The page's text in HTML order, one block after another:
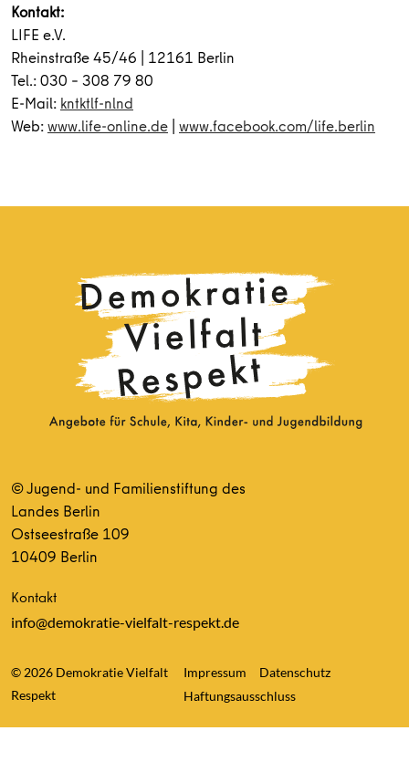
Kontakt:
LIFE e.V.
Rheinstraße 45/46 | 12161 Berlin
Tel.: 030 – 308 79 80
E-Mail: kntktlf-nlnd
Web:www.life-online.de | www.facebook.com/life.berlin
© Jugend- und Familienstiftung des
Landes Berlin
Ostseestraße 109
10409 Berlin
Kontakt
info@demokratie-vielfalt-respekt.de
© 2026 Demokratie Vielfalt
Respekt
Impressum
Datenschutz
Haftungsausschluss